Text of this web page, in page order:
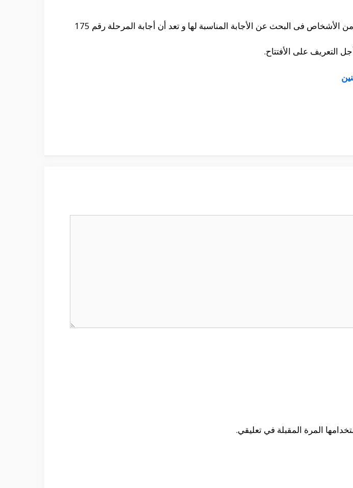
حيث أن هناك واحدة من مراحل لعبة ضربة معلم و التى يعمل البعض من الأشخاص فى البحث عن الأجابة المناسبة لها و تعد أن أجابة المرحلة رقم 175
التعريف على الأفتتاح.
المرة المقبلة في تعليقي.